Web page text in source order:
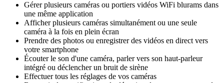
Gérer plusieurs caméras ou portiers vidéos WiFi blurams dans
une même application
Afficher plusieurs caméras simultanément ou une seule
caméra à la fois en plein écran
Prendre des photos ou enregistrer des vidéos en direct vers
votre smartphone
Écouter le son d'une caméra, parler vers son haut-parleur
intégré ou déclencher un bruit de sirène
Effectuer tous les réglages de vos caméras